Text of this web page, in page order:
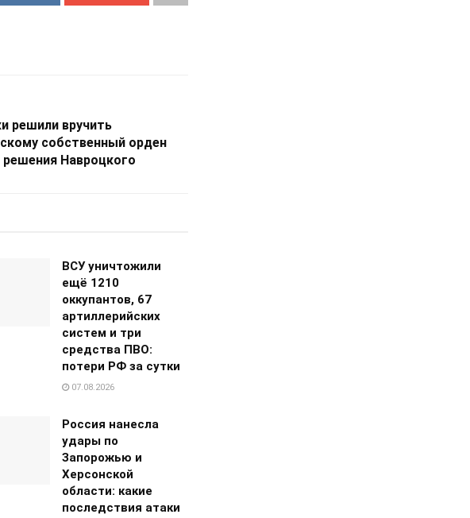
решили вручить
собственный орден
решения Навроцкого
ВСУ уничтожили
ещё 1210
оккупантов, 67
артиллерийских
систем и три
средства ПВО:
потери РФ за сутки
07.08.2026
Россия нанесла
удары по
Запорожью и
Херсонской
области: какие
последствия атаки